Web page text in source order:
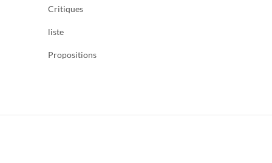
Critiques
liste
Propositions